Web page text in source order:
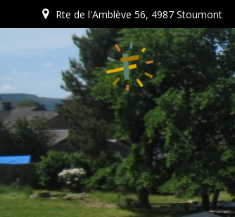
au
Rte de l'Amblève 56, 4987 Stoumont